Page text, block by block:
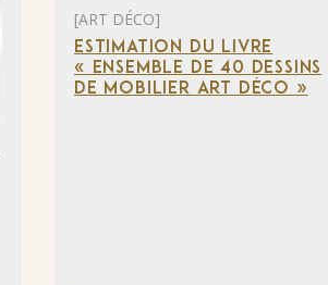
[ART DÉCO]
ESTIMATION DU LIVRE
« ENSEMBLE DE 40 DESSINS
DE MOBILIER ART DÉCO »